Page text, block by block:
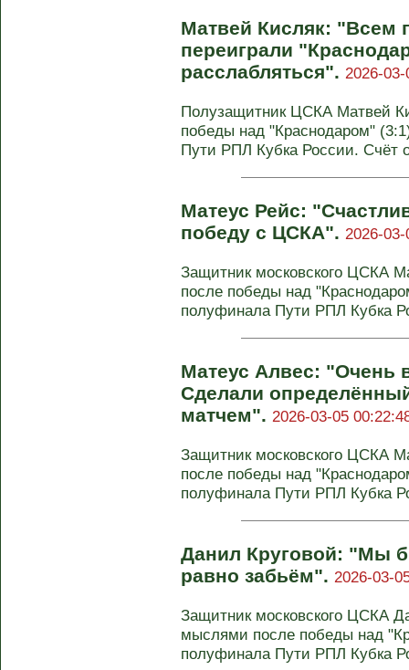
Матвей Кисляк: "Всем
переиграли
расслабляться". 2026-
Полузащитник ЦСКА Матвей
победы над "Краснодаром"
Пути РПЛ Кубка России. Счёт
Матеус Рейс:
победу с ЦСКА". 2026-
Защитник московского ЦСКА
после победы над
полуфинала Пути РПЛ Кубка
Матеус Алвес: "Очень
Сделали
матчем". 2026-03-05
Защитник московского ЦСКА
после победы над
полуфинала Пути РПЛ Кубка
Данил Круговой: "Мы
равно забьём". 2026-03-
Защитник московского ЦСКА
мыслями после победы над
полуфинала Пути РПЛ Кубка